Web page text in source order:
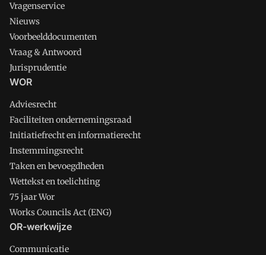
Vragenservice
Nieuws
Voorbeelddocumenten
Vraag & Antwoord
Jurisprudentie
WOR
Adviesrecht
Faciliteiten ondernemingsraad
Initiatiefrecht en informatierecht
Instemmingsrecht
Taken en bevoegdheden
Wettekst en toelichting
75 jaar Wor
Works Councils Act (ENG)
OR-werkwijze
Communicatie